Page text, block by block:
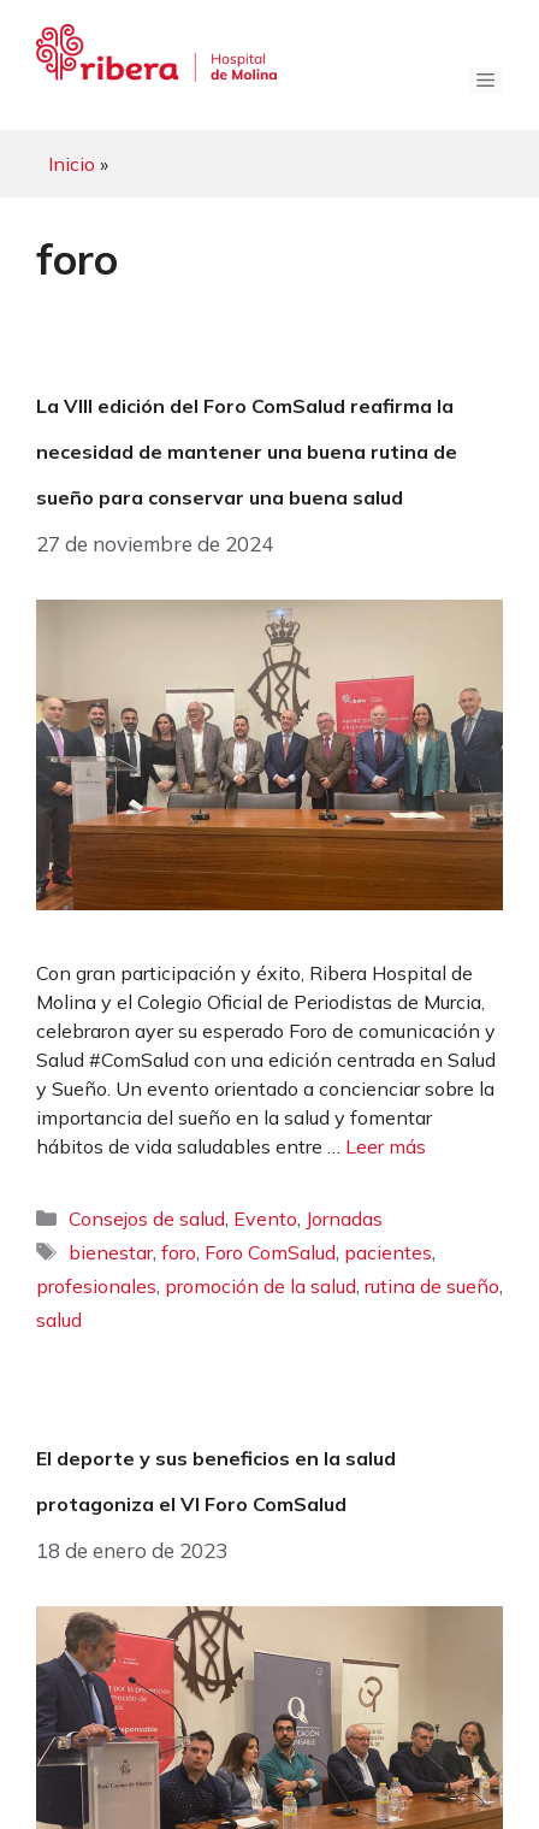
contenido
Menú
Inicio »
foro
La VIII edición del Foro ComSalud reafirma la
necesidad de mantener una buena rutina de
sueño para conservar una buena salud
27 de noviembre de 2024
Con gran participación y éxito, Ribera Hospital de
Molina y el Colegio Oficial de Periodistas de Murcia,
celebraron ayer su esperado Foro de comunicación y
Salud #ComSalud con una edición centrada en Salud
y Sueño. Un evento orientado a concienciar sobre la
importancia del sueño en la salud y fomentar
hábitos de vida saludables entre … Leer más
Categorías
Consejos de salud, Evento, Jornadas
Etiquetas
bienestar,foro, Foro ComSalud, pacientes,
profesionales, promoción de la salud, rutina de sueño,
salud
El deporte y sus beneficios en la salud
protagoniza el VI Foro ComSalud
18 de enero de 2023